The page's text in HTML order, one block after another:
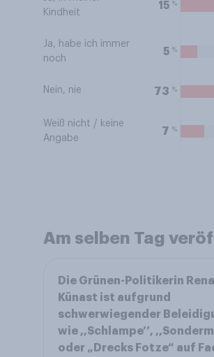
Kindheit
15 %
Ja, habe ich immer
noch
5 %
Nein, nie 73 %
Weiß nicht / keine
Angabe
7 %
Am selben Tag
Die Grünen-Politikerin
Künast ist aufgrund
schwerwiegender
wie ,,Schlampe’’,
oder „Drecks Fotze“ auf